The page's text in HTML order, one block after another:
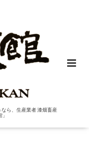
ら、生産業者 漆畑畜産